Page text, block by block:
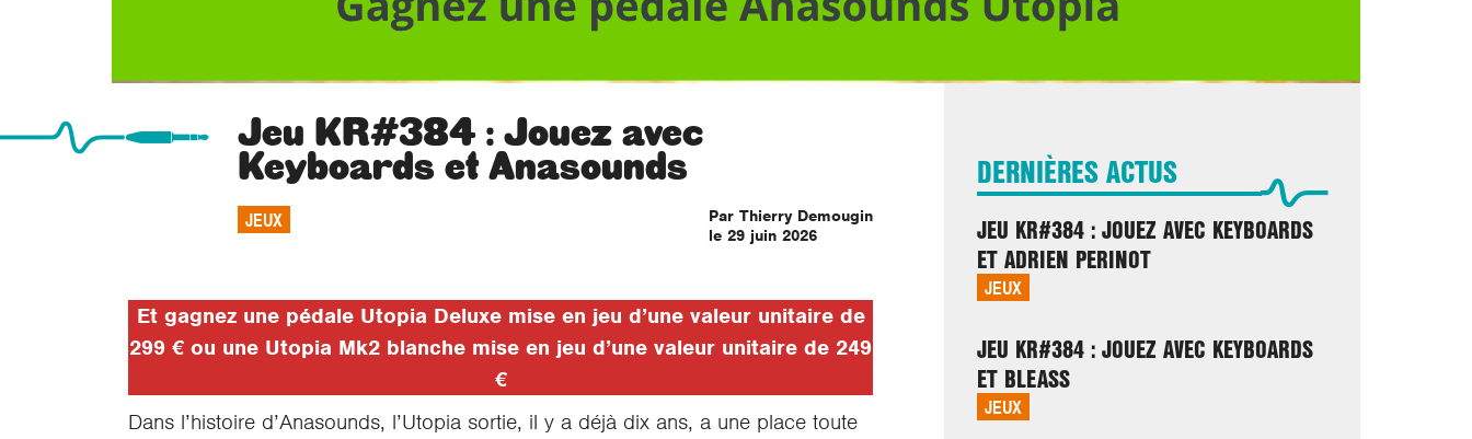
Jeu KR#384 : Jouez avec
Keyboards et Anasounds
JEUX
Par Thierry Demougin
le 29 juin 2026
Et gagnez une pédale Utopia Deluxe mise en jeu d’une valeur unitaire de
299 € ou une Utopia Mk2 blanche mise en jeu d’une valeur unitaire de 249
€
Dans l’histoire d’Anasounds, l’Utopia sortie, il y a déjà dix ans, a une place toute
DERNIÈRES ACTUS
JEU KR#384 : JOUEZ AVEC KEYBOARDS
ET ADRIEN PERINOT
JEUX
JEU KR#384 : JOUEZ AVEC KEYBOARDS
ET BLEASS
JEUX